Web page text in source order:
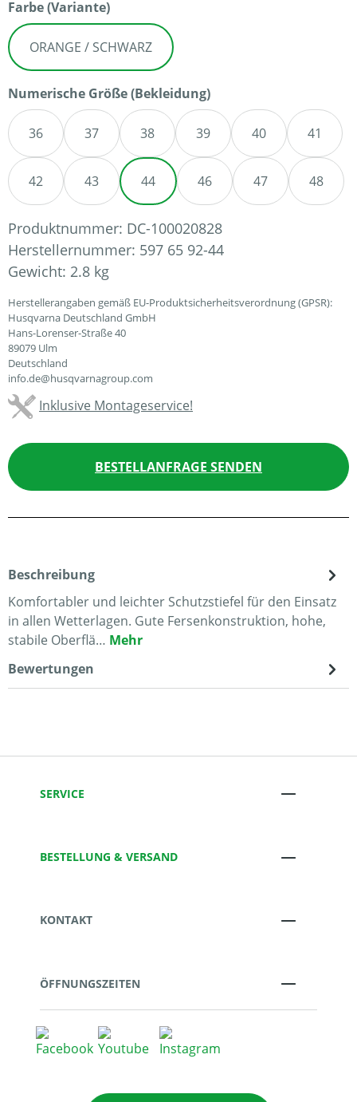
Farbe (Variante)auswählen
ORANGE / SCHWARZ
Numerische Größe (Bekleidung)auswählen
36 37 38 39 40 41
42 43 44 46 47 48
Produktnummer: DC-100020828
Herstellernummer: 597 65 92-44
Gewicht: 2.8 kg
Herstellerangaben gemäß EU-Produktsicherheitsverordnung (GPSR):
Husqvarna Deutschland GmbH
Hans-Lorenser-Straße 40
89079 Ulm
Deutschland
info.de@husqvarnagroup.com
Inklusive Montageservice!
BESTELLANFRAGE SENDEN
Beschreibung
Komfortabler und leichter Schutzstiefel für den Einsatz
in allen Wetterlagen. Gute Fersenkonstruktion, hohe,
stabile Oberflä… Mehr
Bewertungen
SERVICE
BESTELLUNG & VERSAND
KONTAKT
ÖFFNUNGSZEITEN